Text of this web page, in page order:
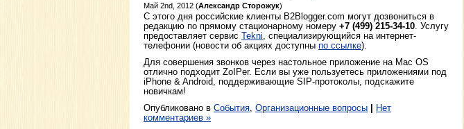
Май 2nd, 2012 (Александр Сторожук)
С этого дня российские клиенты B2Blogger.com могут дозвониться в
редакцию по прямому стационарному номеру +7 (499) 215-34-10 . Услугу
предоставляет сервис Tekni , специализирующийся на интернет-
телефонии (новости об акциях доступны по ссылке).
Для совершения звонков через настольное приложение на Mac OS
отлично подходит ZoIPer. Если вы уже пользуетесь приложениями под
iPhone & Android, поддерживающие SIP-протоколы, подскажите
новичкам!
Опубликовано в События Организационные вопросы
Нет
комментариев »